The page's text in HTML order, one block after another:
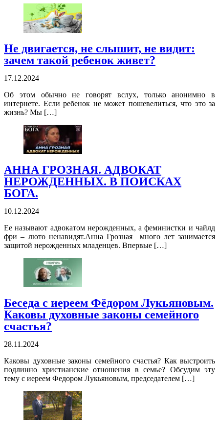
Не двигается, не слышит, не видит:
зачем такой ребенок живет?
17.12.2024
Об этом обычно не говорят вслух, только анонимно в
интернете. Если ребенок не может пошевелиться, что это за
жизнь? Мы […]
АННА ГРОЗНАЯ. АДВОКАТ
НЕРОЖДЕННЫХ. В ПОИСКАХ
БОГА.
10.12.2024
Ее называют адвокатом нерожденных, а феминистки и чайлд
фри – люто ненавидят.Анна Грозная много лет занимается
защитой нерожденных младенцев. Впервые […]
Беседа с иереем Фёдором Лукьяновым.
Каковы духовные законы семейного
счастья?
28.11.2024
Каковы духовные законы семейного счастья? Как выстроить
подлинно христианские отношения в семье? Обсудим эту
тему с иереем Федором Лукьяновым, председателем […]